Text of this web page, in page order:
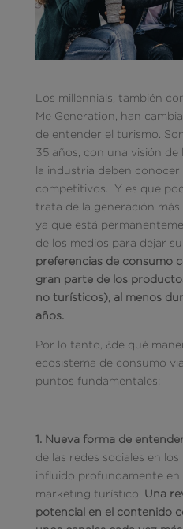
Los millennials, también
Me Generation, han
de entender el turismo.
35 años, con una visión
la industria deben conocer
competitivos. Y es que
trata de la generación
ya que está
de los medios para dejar
preferencias de consumo
gran parte de los
no turísticos), al menos
años.
Por lo tanto, ¿de qué
ecosistema de consumo
puntos fundamentales:
1. Nueva forma de
de las redes sociales en
influido profundamente en
marketing turístico. Una
potencial en el contenido